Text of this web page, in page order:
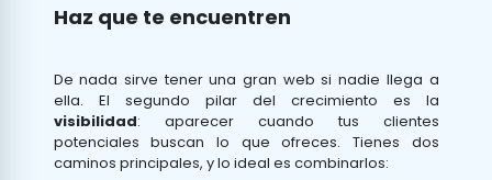
Haz que te encuentren
De nada sirve tener una gran web si nadie llega a
ella. El segundo pilar del crecimiento es la
visibilidad: aparecer cuando tus clientes
potenciales buscan lo que ofreces. Tienes dos
caminos principales, y lo ideal es combinarlos: